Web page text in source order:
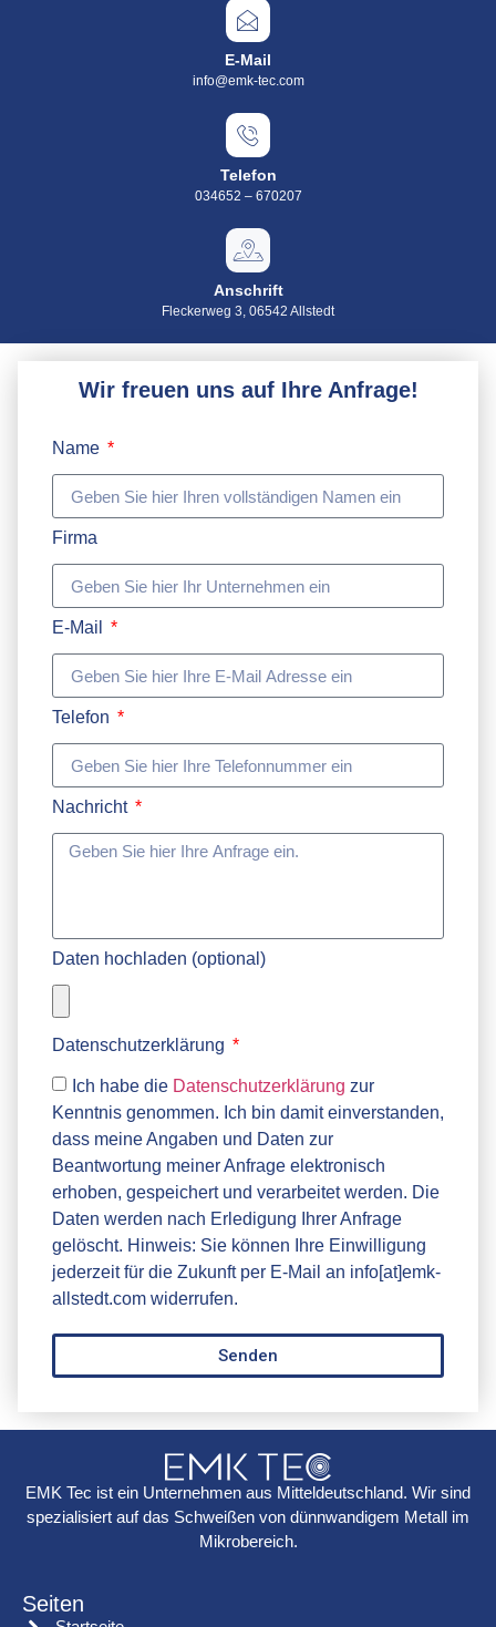
E-Mail
info@emk-tec.com
Telefon
034652 – 670207
Anschrift
Fleckerweg 3, 06542 Allstedt
Wir freuen uns auf Ihre Anfrage!
Name
Firma
E-Mail
Telefon
Nachricht
Daten hochladen (optional)
Datenschutzerklärung
Ich habe die Datenschutzerklärung zur
Kenntnis genommen. Ich bin damit einverstanden,
dass meine Angaben und Daten zur
Beantwortung meiner Anfrage elektronisch
erhoben, gespeichert und verarbeitet werden. Die
Daten werden nach Erledigung Ihrer Anfrage
gelöscht. Hinweis: Sie können Ihre Einwilligung
jederzeit für die Zukunft per E-Mail an info[at]emk-
allstedt.com widerrufen.
Senden
EMK Tec ist ein Unternehmen aus Mitteldeutschland. Wir sind
spezialisiert auf das Schweißen von dünnwandigem Metall im
Mikrobereich.
Seiten